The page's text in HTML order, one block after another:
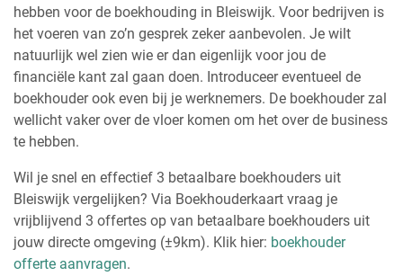
hebben voor de boekhouding in Bleiswijk. Voor bedrijven is
het voeren van zo’n gesprek zeker aanbevolen. Je wilt
natuurlijk wel zien wie er dan eigenlijk voor jou de
financiële kant zal gaan doen. Introduceer eventueel de
boekhouder ook even bij je werknemers. De boekhouder zal
wellicht vaker over de vloer komen om het over de business
te hebben.
Wil je snel en effectief 3 betaalbare boekhouders uit
Bleiswijk vergelijken? Via Boekhouderkaart vraag je
vrijblijvend 3 offertes op van betaalbare boekhouders uit
jouw directe omgeving (±9km). Klik hier: boekhouder
offerte aanvragen.